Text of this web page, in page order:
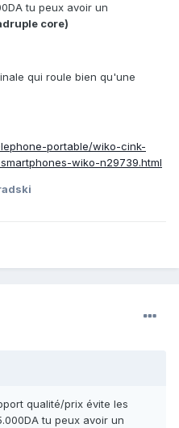
tu peux avoir un
core)
qui roule bien qu'une
portable/wiko-cink-
wiko-n29739.html
qualité/prix évite les
tu peux avoir un